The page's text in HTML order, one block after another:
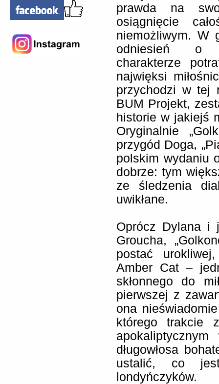
prawda na
osiągnięcie
niemożliwym. W
odniesień o
charakterze
najwięksi
przychodzi w tej
BUM Projekt,
historie w jakiejś
Oryginalnie
przygód Doga,
polskim wydaniu
dobrze: tym
ze śledzenia
uwikłane.
Oprócz Dylana i
Groucha,
postać
Amber Cat –
skłonnego do
pierwszej z
ona
którego trakcie
długowłosa
ustalić, co
londyńczyków.